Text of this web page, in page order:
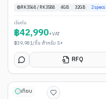
RK3568 / RK3588 4GB 32GB 2specs
เริ่มต้น
฿42,990+VAT
฿39,981/ชิ้น สำหรับ 5+
RFQ
เทียบ